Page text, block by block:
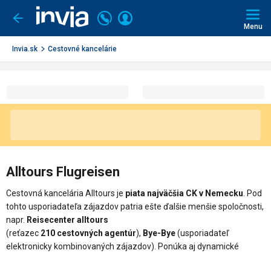
Ísť
späť
Volajte
+421
2
3221
Prihlásiť
Menu
Invia.sk Cestovné kancelárie
Alltours Flugreisen
Cestovná kancelária Alltours je piata najväčšia CK v Nemecku . Pod
tohto usporiadateľa zájazdov patria ešte ďalšie menšie spoločnosti,
napr. Reisecenter alltours
(reťazec 210 cestovných agentúr), Bye-Bye(usporiadateľ
elektronicky kombinovaných zájazdov). Ponúka aj dynamické